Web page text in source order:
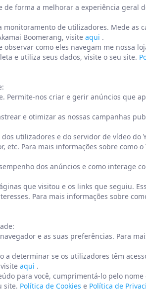
forma a melhorar a experiência geral
monitoramento de utilizadores. Mede as
Boomerang, visite aqui .
como eles navegam me nossa
e utiliza seus dados, visite o seu site.
Permite-nos criar e gerir anúncios que
e otimizar as nossas campanhas
utilizadores e do servidor de vídeo do
Para mais informações sobre como o
dos anúncios e como interage
que visitou e os links que seguiu.
Para mais informações sobre
e as suas preferências. Para
a determinar se os utilizadores têm
aqui .
para você, cumprimentá-lo pelo
site. Política de Cookies e Política de